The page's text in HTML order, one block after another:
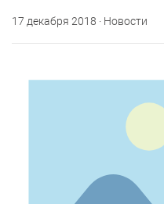
17 декабря 2018 · Новости